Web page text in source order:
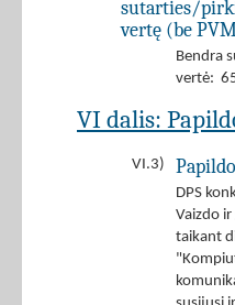
sutarties/
vertę (be
Bendra
vertė:
VI dalis:
VI.3)
DPS
Vaizdo
taikant